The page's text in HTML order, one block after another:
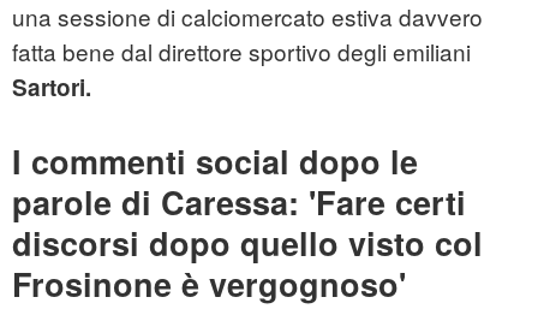
una sessione di calciomercato estiva davvero
fatta bene dal direttore sportivo degli emiliani
Sartori.
I commenti social dopo le
parole di Caressa: 'Fare certi
discorsi dopo quello visto col
Frosinone è vergognoso'